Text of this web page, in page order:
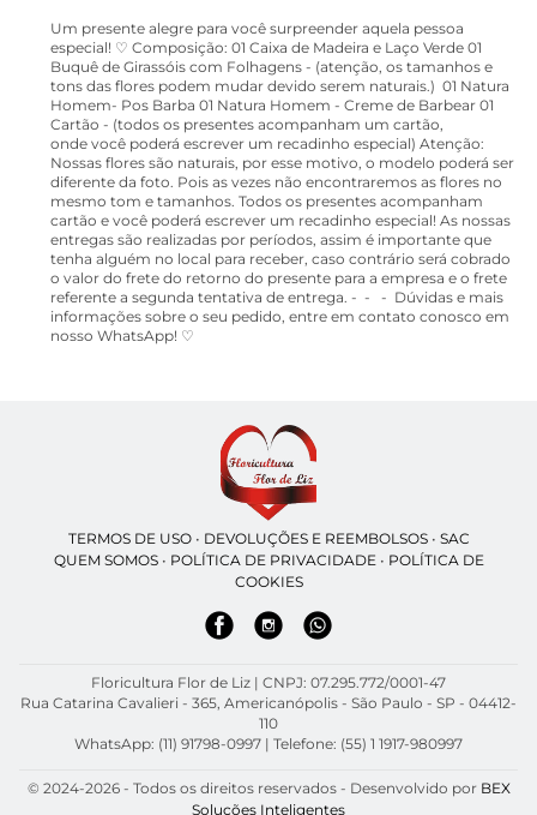
Um presente alegre para você surpreender aquela pessoa
especial! ♡ Composição: 01 Caixa de Madeira e Laço Verde 01
Buquê de Girassóis com Folhagens - (atenção, os tamanhos e
tons das flores podem mudar devido serem naturais.) 01 Natura
Homem- Pos Barba 01 Natura Homem - Creme de Barbear 01
Cartão - (todos os presentes acompanham um cartão,
onde você poderá escrever um recadinho especial) Atenção:
Nossas flores são naturais, por esse motivo, o modelo poderá ser
diferente da foto. Pois as vezes não encontraremos as flores no
mesmo tom e tamanhos. Todos os presentes acompanham
cartão e você poderá escrever um recadinho especial! As nossas
entregas são realizadas por períodos, assim é importante que
tenha alguém no local para receber, caso contrário será cobrado
o valor do frete do retorno do presente para a empresa e o frete
referente a segunda tentativa de entrega. - - - Dúvidas e mais
informações sobre o seu pedido, entre em contato conosco em
nosso WhatsApp! ♡
TERMOS DE USO• DEVOLUÇÕES E REEMBOLSOS• SAC
QUEM SOMOS• POLÍTICA DE PRIVACIDADE• POLÍTICA DE
COOKIES
Floricultura Flor de Liz | CNPJ: 07.295.772/0001-47
Rua Catarina Cavalieri - 365, Americanópolis - São Paulo - SP - 04412-
110
WhatsApp: (11) 91798-0997 | Telefone: (55) 1 1917-980997
© 2024-2026 - Todos os direitos reservados - Desenvolvido por BEX
Soluções Inteligentes